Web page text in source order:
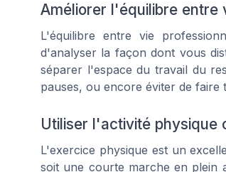
Améliorer l'équilibre entre
L'équilibre entre vie
d'analyser la façon dont vous
séparer l'espace du travail du
pauses, ou encore éviter de faire
Utiliser l'activité physique
L'exercice physique est un
soit une courte marche en plein